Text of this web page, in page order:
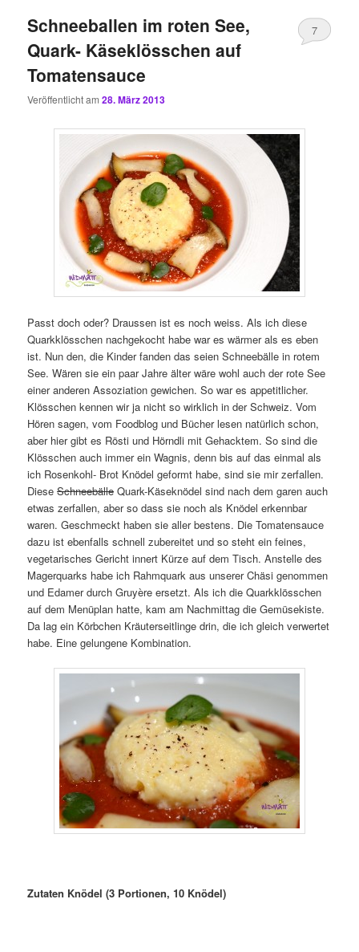
Schneeballen im roten See,
Quark- Käseklösschen auf
Tomatensauce
Veröffentlicht am28. März 2013
7
Passt doch oder? Draussen ist es noch weiss. Als ich diese
Quarkklösschen nachgekocht habe war es wärmer als es eben
ist. Nun den, die Kinder fanden das seien Schneebälle in rotem
See. Wären sie ein paar Jahre älter wäre wohl auch der rote See
einer anderen Assoziation gewichen. So war es appetitlicher.
Klösschen kennen wir ja nicht so wirklich in der Schweiz. Vom
Hören sagen, vom Foodblog und Bücher lesen natürlich schon,
aber hier gibt es Rösti und Hörndli mit Gehacktem. So sind die
Klösschen auch immer ein Wagnis, denn bis auf das einmal als
ich Rosenkohl- Brot Knödel geformt habe, sind sie mir zerfallen.
DieseSchneebälle Quark-Käseknödel sind nach dem garen auch
etwas zerfallen, aber so dass sie noch als Knödel erkennbar
waren. Geschmeckt haben sie aller bestens. Die Tomatensauce
dazu ist ebenfalls schnell zubereitet und so steht ein feines,
vegetarisches Gericht innert Kürze auf dem Tisch. Anstelle des
Magerquarks habe ich Rahmquark aus unserer Chäsi genommen
und Edamer durch Gruyère ersetzt. Als ich die Quarkklösschen
auf dem Menüplan hatte, kam am Nachmittag die Gemüsekiste.
Da lag ein Körbchen Kräuterseitlinge drin, die ich gleich verwertet
habe. Eine gelungene Kombination.
Zutaten Knödel (3 Portionen, 10 Knödel)